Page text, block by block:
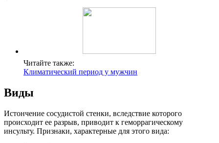
Читайте также:
Климатический период у мужчин
Виды
Истончение сосудистой стенки, вследствие которого
происходит ее разрыв, приводит к геморрагическому
инсульту. Признаки, характерные для этого вида: